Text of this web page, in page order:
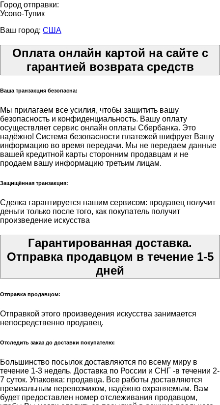
Город отправки:
Усово-Тупик
Ваш город: США
Оплата онлайн картой на сайте с
гарантией возврата средств
Ваша транзакция безопасна:
Мы прилагаем все усилия, чтобы защитить вашу
безопасность и конфиденциальность. Вашу оплату
осуществляет сервис онлайн оплаты Сбербанка. Это
надёжно! Система безопасности платежей шифрует Вашу
информацию во время передачи. Мы не передаем данные
вашей кредитной карты сторонним продавцам и не
продаем вашу информацию третьим лицам.
Защищённая транзакция:
Сделка гарантируется нашим сервисом: продавец получит
деньги только после того, как покупатель получит
произведение искусства
Гарантированная доставка.
Отправка продавцом в течение 1-5
дней
Отправка продавцом:
Отправкой этого произведения искусства занимается
непосредственно продавец.
Отследить заказ до доставки покупателю:
Большинство посылок доставляются по всему миру в
течение 1-3 недель. Доставка по России и СНГ -в течении 2-
7 суток. Упаковка: продавца. Все работы доставляются
премиальным перевозчиком, надёжно охраняемым. Вам
будет предоставлен номер отслеживания продавцом,